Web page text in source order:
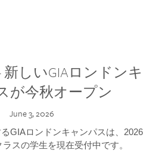
新しいGIAロンドンキ
が今秋オープン
June 3, 2026
GIAロンドンキャンパスは、2026
スの学生を現在受付中です。